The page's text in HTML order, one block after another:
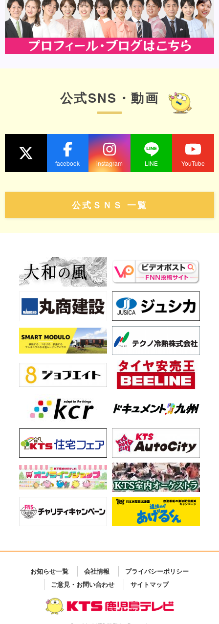
公式SNS・動画
facebook instagram LINE YouTube
公式ＳＮＳ 一覧
お知らせ一覧 会社情報
プライバシーポリシー
ご意見・お問い合わせ
サイトマップ